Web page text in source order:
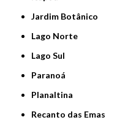
Jardim Botânico
Lago Norte
Lago Sul
Paranoá
Planaltina
Recanto das Emas